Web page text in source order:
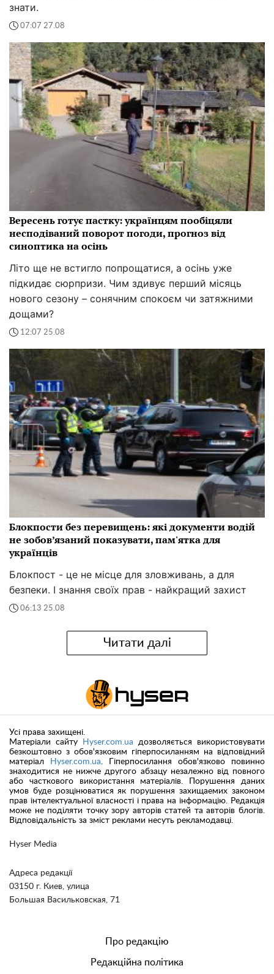
знати.
07:07 27.08
Вересень готує пастку: українцям пообіцяли
несподіваний поворот погоди, прогноз від
синоптика на осінь
Літо ще не встигло попрощатися, а осінь уже
підкидає сюрпризи. Чим здивує перший місяць
нового сезону – сонячним спокоєм чи затяжними
дощами?
12:07 25.08
Блокпости без перевищень: які документи водій
не зобов’язаний показувати, пам'ятка для
українців
Блокпост - це не місце для зловживань, а для
безпеки. І знання своїх прав - найкращий захист
06:13 25.08
Читати далі
Hyser Media
Адреса редакції
03150 г. Киев, улица
Большая Васильковская, 71
Усі права захищені.
Матеріали сайту
Hyser.com.ua дозволяється використовувати
безкоштовно з обов'язковим гіперпосиланням на відповідний
матеріал
Hyser.com.ua. Гіперпосилання обов'язково повинно
знаходитися не нижче другого абзацу незалежно від повного
або часткового використання матеріалів. Порушення даних
умов буде розцінюватися як порушення захищаемих законом
прав інтелектуальної власності і права на інформацію. Редакція
може не поділяти точку зору авторів статей та авторів блогів.
Відповідальність за зміст реклами несуть рекламодавці.
Про редакцію
Редакційна політика